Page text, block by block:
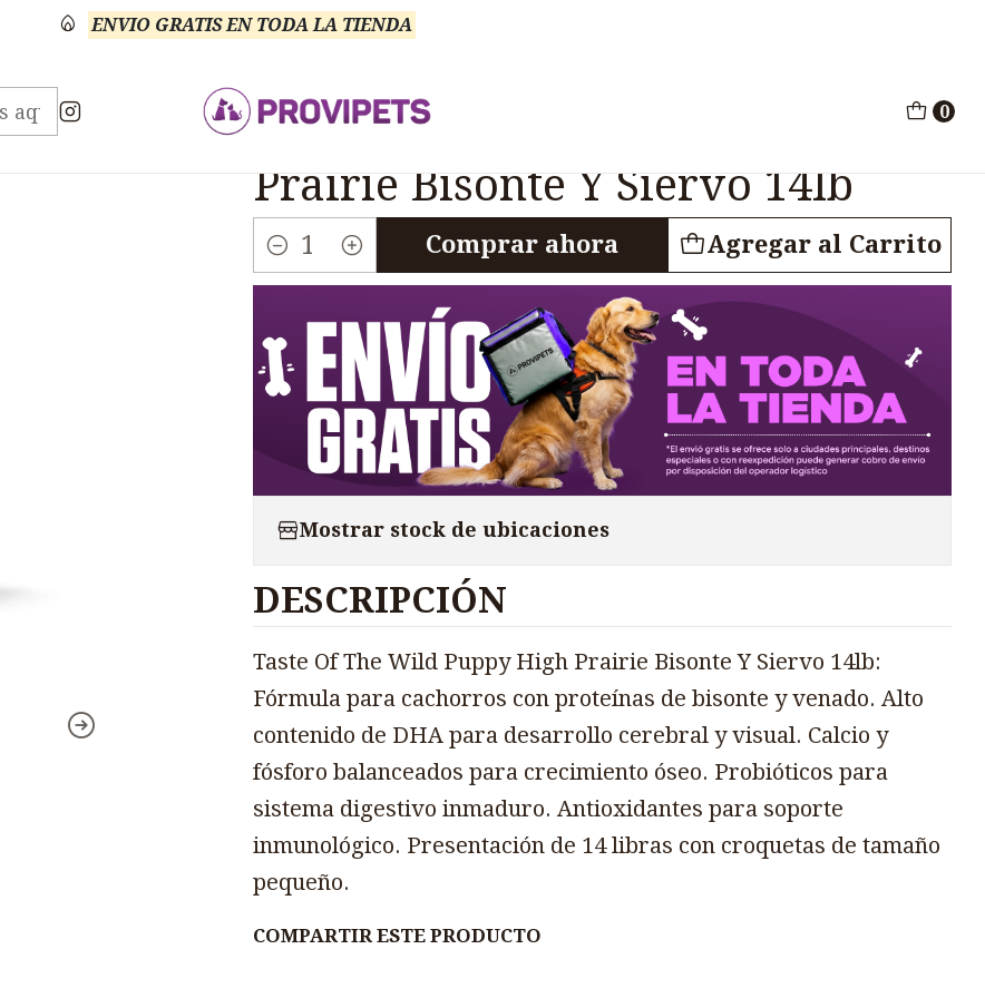
0
ENVIO GRATIS EN TODA LA TIENDA
Taste Of The Wild Taste Of The Wild Puppy High Prairie Bisonte Y Siervo 14lb
Taste Of The Wild Puppy High
Prairie Bisonte Y Siervo 14lb
Cantidad
Agregar al Carrito
Comprar ahora
Mostrar stock de ubicaciones
DESCRIPCIÓN
Taste Of The Wild Puppy High Prairie Bisonte Y Siervo 14lb:
Fórmula para cachorros con proteínas de bisonte y venado. Alto
contenido de DHA para desarrollo cerebral y visual. Calcio y
fósforo balanceados para crecimiento óseo. Probióticos para
sistema digestivo inmaduro. Antioxidantes para soporte
inmunológico. Presentación de 14 libras con croquetas de tamaño
pequeño.
COMPARTIR ESTE PRODUCTO